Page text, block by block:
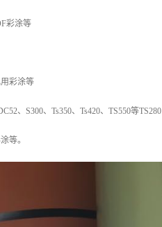
彩涂等
彩涂等
、S300、Ts350、Ts420、TS550等TS280
等。